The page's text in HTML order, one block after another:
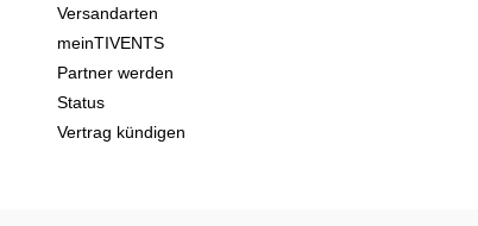
Versandarten
meinTIVENTS
Partner werden
Status
Vertrag kündigen